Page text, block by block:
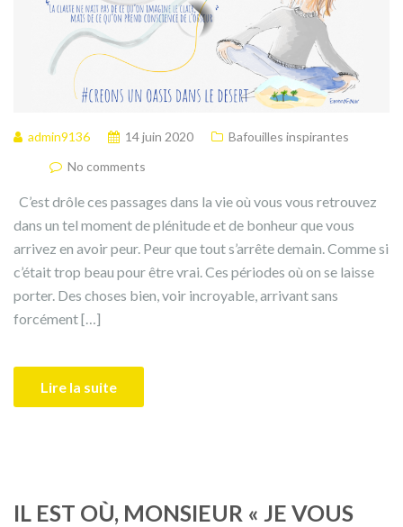
admin9136 14 juin 2020
Bafouilles inspirantes
No comments
C’est drôle ces passages dans la vie où vous vous retrouvez
dans un tel moment de plénitude et de bonheur que vous
arrivez en avoir peur. Peur que tout s’arrête demain. Comme si
c’était trop beau pour être vrai. Ces périodes où on se laisse
porter. Des choses bien, voir incroyable, arrivant sans
forcément […]
Lire la suite
IL EST OÙ, MONSIEUR « JE VOUS